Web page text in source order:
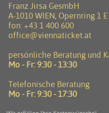
Franz Jirsa GesmbH
A-1010 WIEN, Opernring 1
fon: +43 1 400 600
office@viennaticket.at
persönliche Beratung und
Mo - Fr: 9:30 - 13:30
Telefonische Beratung
Mo - Fr: 9:30 - 17:30